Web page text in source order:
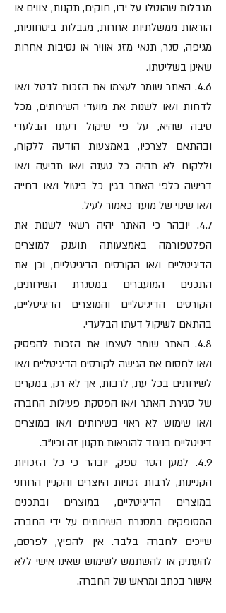
מגבלות שהוטלו על ידו, חוקים, תקנות, צווים או
הוראות ממשלתיות אחרות, מגבלות ביטחוניות,
מגיפה, סגר, תנאי מזג אוויר או נסיבות אחרות
שאינן בשליטתו.
4.6. האתר שומר לעצמו את הזכות לבטל ו/או
לדחות ו/או לשנות את מועדי השירותים, מכל
סיבה שהיא, על פי שיקול דעתו הבלעדי
ובהתאם לצרכיו, באמצעות הודעה ללקוח,
וללקוח לא תהיה כל טענה ו/או תביעה ו/או
דרישה כלפי האתר בגין כל ביטול ו/או דחייה
ו/או שינוי של מועד כאמור לעיל.
4.7. יובהר כי האתר יהיה רשאי לשנות את
הפלטפורמה באמצעותה תוענק למוצרים
הדיגיטליים ו/או הקורסים הדיגיטליים, וכן את
התכנים המועברים במסגרת השירותים,
הקורסים הדיגיטליים והמוצרים הדיגיטליים,
בהתאם לשיקול דעתו הבלעדי.
4.8. האתר שומר לעצמו את הזכות להפסיק
ו/או לחסום את הגישה לקורסים הדיגיטליים ו/או
לשירותים בכל עת, לרבות, אך לא רק, במקרים
של סגירת האתר ו/או הפסקת פעילות החברה
ו/או שימוש לא ראוי בשירותים ו/או במוצרים
דיגיטליים בניגוד להוראות תקנון זה וכיו"ב.
4.9. למען הסר ספק, יובהר כי כל הזכויות
הקניינות, לרבות זכויות היוצרים והקניין הרוחני
במוצרים הדיגיטליים, במוצרים ובתכנים
המסופקים במסגרת השירותים על ידי החברה
שייכים לחברה בלבד. אין להפיץ, לפרסם,
להעתיק או להשתמש לשימוש שאינו אישי ללא
אישור בכתב ומראש של החברה.